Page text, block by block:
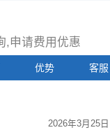
,申请费用优惠
优势 客服
2026年3月25日